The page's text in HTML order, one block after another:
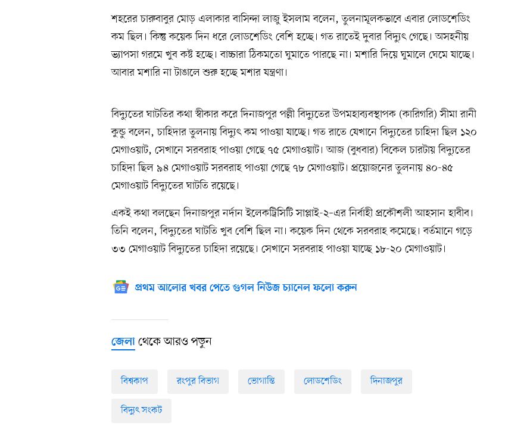
শহরের চারুবাবুর মোড় এলাকার বাসিন্দা লাজু ইসলাম বলেন, তুলনামূলকভাবে এবার লোডশেডিং
কম ছিল। কিন্তু কয়েক দিন ধরে লোডশেডিং বেশি হচ্ছে। গত রাতেই দুবার বিদ্যুৎ গেছে। অসহনীয়
ভ্যাপসা গরমে খুব কষ্ট হচ্ছে। বাচ্চারা ঠিকমতো ঘুমাতে পারছে না। মশারি দিয়ে ঘুমালে ঘেমে যাচ্ছে।
আবার মশারি না টাঙালে শুরু হচ্ছে মশার যন্ত্রণা।
বিদ্যুতের ঘাটতির কথা স্বীকার করে দিনাজপুর পল্লী বিদ্যুতের উপমহাব্যবস্থাপক (কারিগরি) সীমা রানী
কুন্ডু বলেন, চাহিদার তুলনায় বিদ্যুৎ কম পাওয়া যাচ্ছে। গত রাতে যেখানে বিদ্যুতের চাহিদা ছিল ১২০
মেগাওয়াট, সেখানে সরবরাহ পাওয়া গেছে ৭৫ মেগাওয়াট। আজ (বুধবার) বিকেল চারটায় বিদ্যুতের
চাহিদা ছিল ৯৪ মেগাওয়াট সরবরাহ পাওয়া গেছে ৭৮ মেগাওয়াট। প্রয়োজনের তুলনায় ৪০-৪৫
মেগাওয়াট বিদ্যুতের ঘাটতি রয়েছে।
একই কথা বলছেন দিনাজপুর নর্দান ইলেকট্রিসিটি সাপ্লাই-২–এর নির্বাহী প্রকৌশলী আহসান হাবীব।
তিনি বলেন, বিদ্যুতের ঘাটতি খুব বেশি ছিল না। কয়েক দিন থেকে সরবরাহ কমেছে। বর্তমানে গড়ে
৩৩ মেগাওয়াট বিদ্যুতের চাহিদা রয়েছে। সেখানে সরবরাহ পাওয়া যাচ্ছে ১৮-২০ মেগাওয়াট।
প্রথম আলোর খবর পেতে গুগল নিউজ চ্যানেল ফলো করুন
জেলা থেকে আরও পড়ুন
বিশ্বকাপ রংপুর বিভাগ ভোগান্তি লোডশেডিং দিনাজপুর
বিদ্যুৎ সংকট